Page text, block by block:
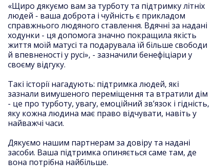
«Щиро дякуємо вам за турботу та підтримку літніх
людей - ваша доброта і чуйність є прикладом
справжнього людяного ставлення. Вдячні за надані
ходунки - ця допомога значно покращила якість
життя моїй матусі та подарувала їй більше свободи
й впевненості у русі», - зазначили бенефіціари у
своєму відгуку.
Такі історії нагадують: підтримка людей, які
зазнали вимушеного переміщення та втратили дім
- це про турботу, увагу, емоційний зв’язок і гідність,
яку кожна людина має право відчувати, навіть у
найважчі часи.
Дякуємо нашим партнерам за довіру та надані
засоби. Ваша підтримка опиняється саме там, де
вона потрібна найбільше.